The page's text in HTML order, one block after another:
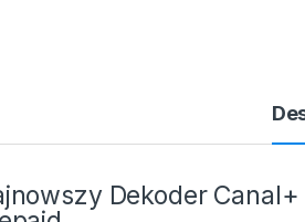
Dekoder